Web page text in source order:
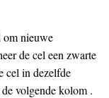
nieuwe
de cel een zwarte
cel in dezelfde
volgende kolom .